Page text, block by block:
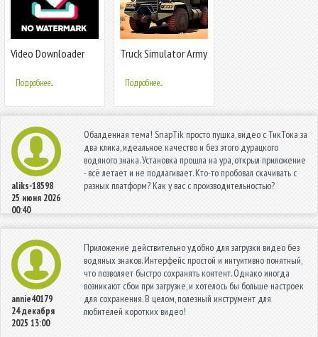
Video Downloader
Watermark
Подробнее...
Truck Simulator Army
Подробнее...
aliks-18598
25 июня 2026
00:40
Обалденная тема! SnapTik просто пушка, видео с ТикТока за
два клика, идеальное качество и без этого дурацкого
водяного знака. Установка прошла на ура, открыл приложение
- всё летает и не подлагивает. Кто-то пробовал скачивать с
разных платформ? Как у вас с производительностью?
annie40179
24 декабря
2025 13:00
Приложение действительно удобно для загрузки видео без
водяных знаков. Интерфейс простой и интуитивно понятный,
что позволяет быстро сохранять контент. Однако иногда
возникают сбои при загрузке, и хотелось бы больше настроек
для сохранения. В целом, полезный инструмент для
любителей коротких видео!